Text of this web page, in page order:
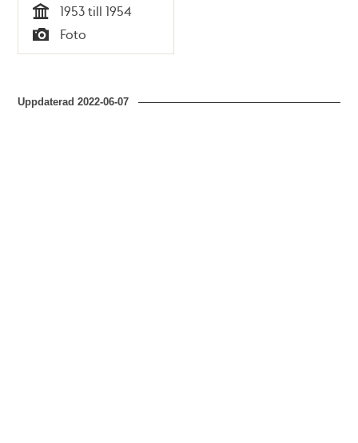
Tid
1953 till 1954
Typ
Foto
Uppdaterad2022-06-07